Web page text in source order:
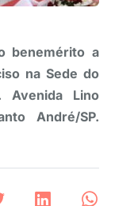
benemérito a
na Sede do
Avenida Lino
André/SP.